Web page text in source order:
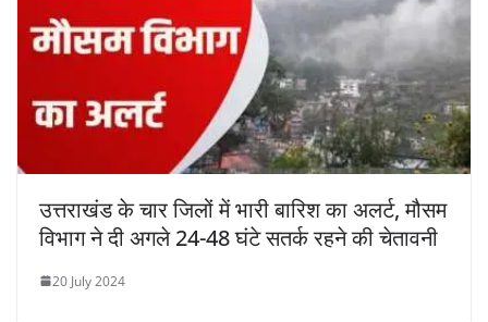
उत्तराखंड के चार जिलों में भारी बारिश का अलर्ट, मौसम
विभाग ने दी अगले 24-48 घंटे सतर्क रहने की चेतावनी
20 July 2024